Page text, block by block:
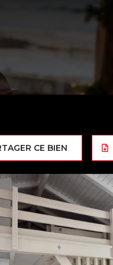
CE BIEN